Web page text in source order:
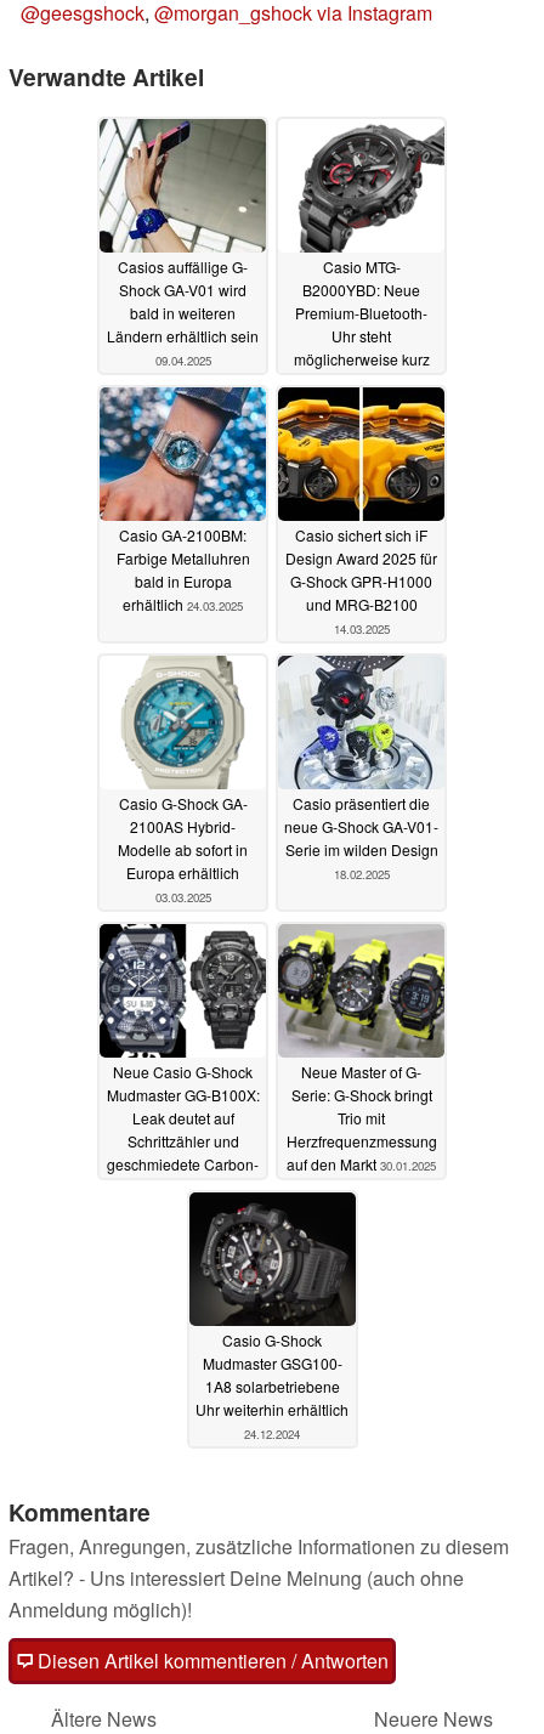
@geesgshock, @morgan_gshock via Instagram
Verwandte Artikel
Casios auffällige G-
Shock GA-V01 wird
bald in weiteren
Ländern erhältlich sein
09.04.2025
Casio MTG-
B2000YBD: Neue
Premium-Bluetooth-
Uhr steht
möglicherweise kurz
Veröffentlichung
28.03.2025
Casio GA-2100BM:
Farbige Metalluhren
bald in Europa
erhältlich 24.03.2025
Casio sichert sich iF
Design Award 2025 für
G-Shock GPR-H1000
und MRG-B2100
14.03.2025
Casio G-Shock GA-
2100AS Hybrid-
Modelle ab sofort in
Europa erhältlich
03.03.2025
Casio präsentiert die
neue G-Shock GA-V01-
Serie im wilden Design
18.02.2025
Neue Casio G-Shock
Mudmaster GG-B100X:
Leak deutet auf
Schrittzähler und
geschmiedete Carbon-
17.02.2025
Neue Master of G-
Serie: G-Shock bringt
Trio mit
Herzfrequenzmessung
auf den Markt 30.01.2025
Casio G-Shock
Mudmaster GSG100-
1A8 solarbetriebene
Uhr weiterhin erhältlich
24.12.2024
Kommentare
Fragen, Anregungen, zusätzliche Informationen zu diesem
Artikel? - Uns interessiert Deine Meinung (auch ohne
Anmeldung möglich)!
Diesen Artikel kommentieren / Antworten
Ältere News
Neuere News